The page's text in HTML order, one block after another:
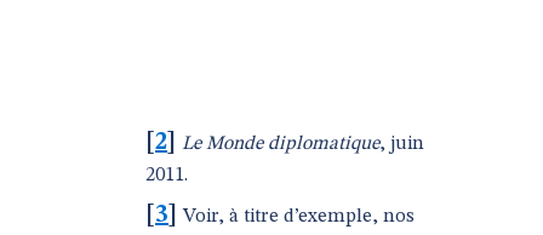
2 Le Monde diplomatique, juin
2011.
3 ]Voir, à titre d’exemple, nos